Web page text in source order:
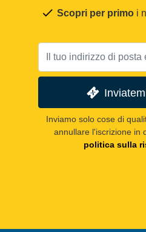
Scopri per primo i
Inviamo solo cose di
annullare l'iscrizione in
politica sulla